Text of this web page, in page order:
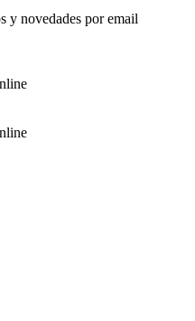
y novedades por email